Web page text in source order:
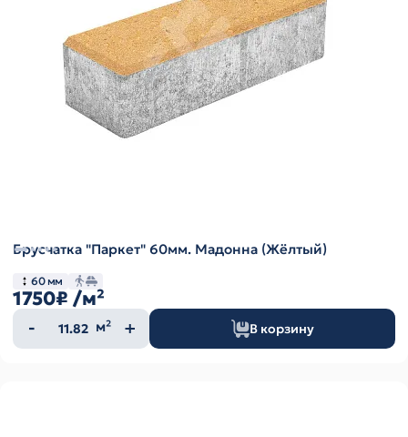
Брусчатка "Паркет" 60мм. Мадонна (Жёлтый)
60 мм
1750₽ /м²
Количество
товара
м² В корзину